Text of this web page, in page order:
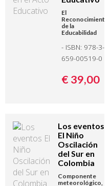
El
Reconocimiento
de la
Educabilidad
- ISBN: 978-3-
659-00519-0
€ 39,00
Los eventos
El Niño
Oscilación
del Sur en
Colombia
Componente
meteorológico,